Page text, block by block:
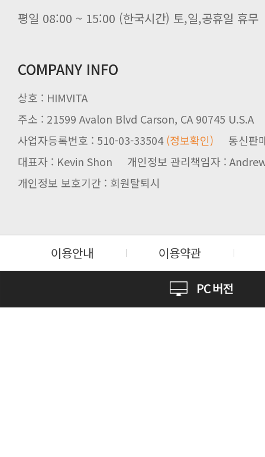
평일 08:00 ~ 15:00 (한국시간) 토,일,공휴일 휴무
COMPANY INFO
상호 : HIMVITA
주소 : 21599 Avalon Blvd Carson, CA 90745 U.S.A
사업자등록번호 : 510-03-33504(정보확인) 통신판
대표자 : Kevin Shon 개인정보 관리책임자 :
개인정보 보호기간 : 회원탈퇴시
이용안내 이용약관